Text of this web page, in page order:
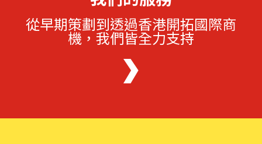
從早期策劃到透過香港開拓國際商
機，我們皆全力支持